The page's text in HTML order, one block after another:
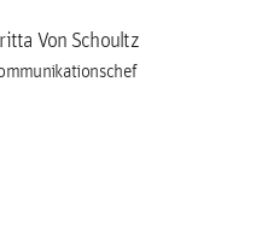
Von Schoultz